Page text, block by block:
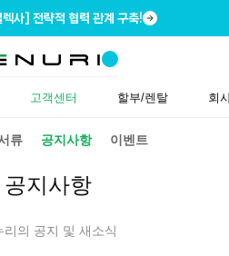
렉사] 전략적 협력 관계 구축!
고객센터 할부/렌탈 회
류 공지사항 이벤트
공지사항
리의 공지 및 새소식